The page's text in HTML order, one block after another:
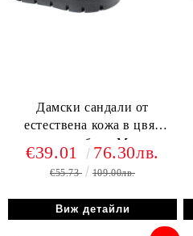
Дамски сандали от
естествена кожа в цвят
старо сребро - Модел
Каролина.
€39.01 76.30лв.
€55.73 109.00лв.
Виж детайли